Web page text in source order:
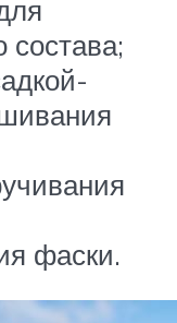
состава;
фаски.